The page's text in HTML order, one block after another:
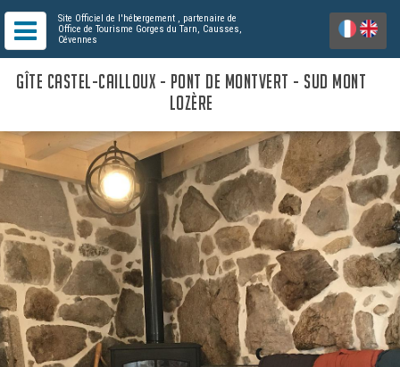
Site Officiel de l'hébergement , partenaire de
Office de Tourisme Gorges du Tarn, Causses,
Cévennes
GÎTE CASTEL-CAILLOUX - PONT DE MONTVERT - SUD MONT
LOZÈRE